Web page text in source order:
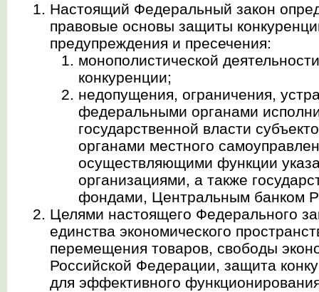
Настоящий Федеральный закон
правовые основы защиты
предупреждения и пресечения:
монополистической
конкуренции;
недопущения, ограничения,
федеральными органами
государственной власти
органами местного
осуществляющими функции
организациями, а также
фондами, Центральным банком
Целями настоящего Федерального
единства экономического
перемещения товаров, свободы
Российской Федерации, защита
для эффективного